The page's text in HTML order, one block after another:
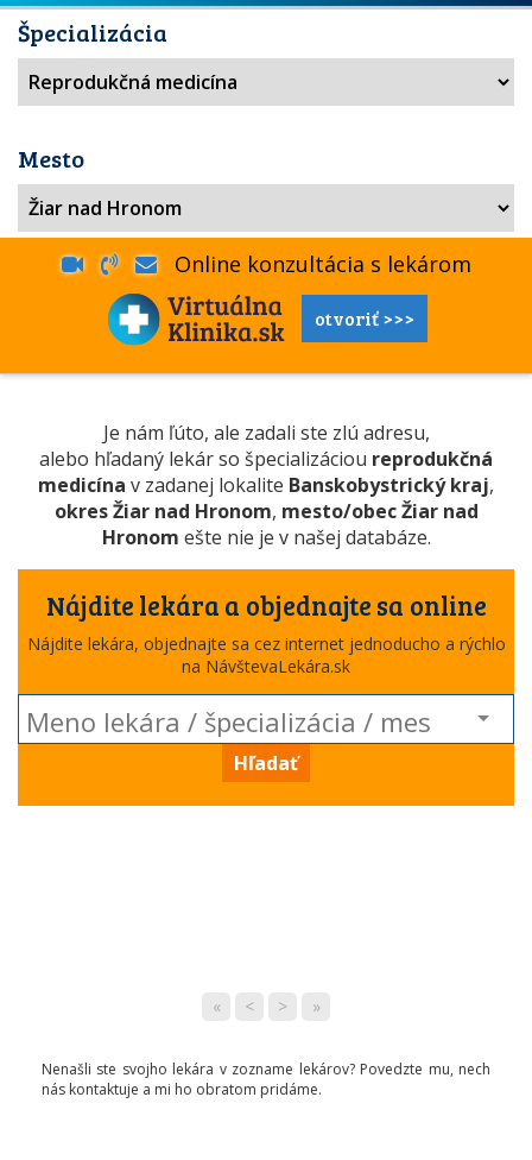
Špecializácia
Mesto
Online konzultácia s lekárom
otvoriť >>>
Je nám ľúto, ale zadali ste zlú adresu,
alebo hľadaný lekár so špecializáciou reprodukčná
medicína v zadanej lokalite Banskobystrický kraj,
okres Žiar nad Hronom, mesto/obec Žiar nad
Hronom ešte nie je v našej databáze.
Nájdite lekára a objednajte sa online
Nájdite lekára, objednajte sa cez internet jednoducho a rýchlo
na NávštevaLekára.sk
Hľadať
« < > »
Nenašli ste svojho lekára v zozname lekárov? Povedzte mu, nech
nás kontaktuje a mi ho obratom pridáme.